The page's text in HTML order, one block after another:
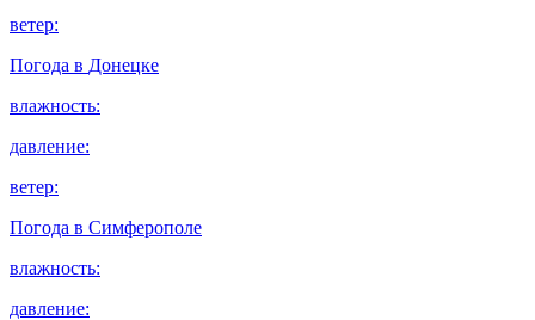
ветер:
Погода в Донецке
влажность:
давление:
ветер:
Погода в Симферополе
влажность:
давление: